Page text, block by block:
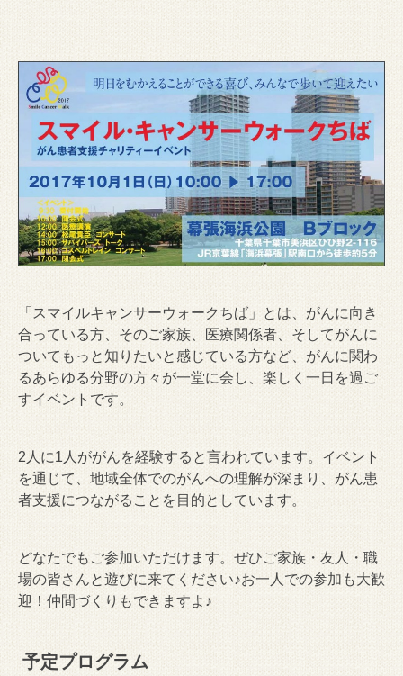
「スマイルキャンサーウォークちば」とは、がんに向き
合っている方、そのご家族、医療関係者、そしてがんに
ついてもっと知りたいと感じている方など、がんに関わ
るあらゆる分野の方々が一堂に会し、楽しく一日を過ご
すイベントです。
2人に1人ががんを経験すると言われています。イベント
を通じて、地域全体でのがんへの理解が深まり、がん患
者支援につながることを目的としています。
どなたでもご参加いただけます。ぜひご家族・友人・職
場の皆さんと遊びに来てください♪お一人での参加も大歓
迎！仲間づくりもできますよ♪
予定プログラム